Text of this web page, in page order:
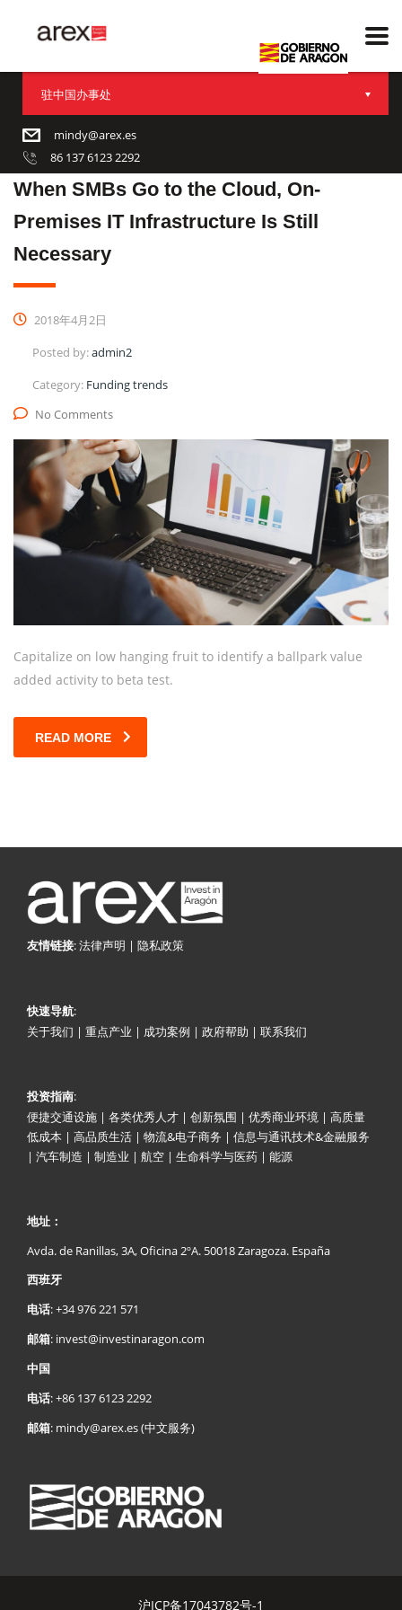
驻中国办事处
mindy@arex.es
86 137 6123 2292
When SMBs Go to the Cloud, On-
Premises IT Infrastructure Is Still
Necessary
2018年4月2日
Posted by:admin2
Category: Funding trends
No Comments
Capitalize on low hanging fruit to identify a ballpark value
added activity to beta test.
READ MORE
友情链接:法律声明 | 隐私政策
快速导航:
关于我们 | 重点产业 | 成功案例 | 政府帮助 | 联系我们
投资指南:
便捷交通设施 | 各类优秀人才 | 创新氛围 | 优秀商业环境 | 高质量
低成本 | 高品质生活 | 物流&电子商务 | 信息与通讯技术&金融服务
| 汽车制造 | 制造业 | 航空 | 生命科学与医药 | 能源
地址：
Avda. de Ranillas, 3A, Oficina 2ºA. 50018 Zaragoza. España
西班牙
电话:+34 976 221 571
邮箱: invest@investinaragon.com
中国
电话:+86 137 6123 2292
邮箱: mindy@arex.es(中文服务)
沪ICP备17043782号-1